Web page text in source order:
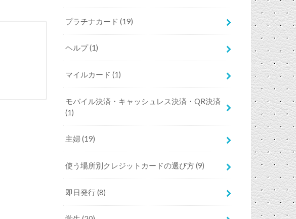
プラチナカード(19)
ヘルプ(1)
マイルカード(1)
モバイル決済・キャッシュレス決済・QR決済
(1)
主婦(19)
使う場所別クレジットカードの選び方(9)
即日発行(8)